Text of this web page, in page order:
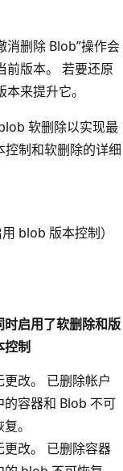
消删除 Blob”操作会
前版本。 若要还原
来提升它。
软删除以实现最
制和软删除的详细
blob 版本控制）
时启用了软删除和版
控制
更改。 已删除帐户
的容器和 Blob 不可
。
更改。 已删除容器